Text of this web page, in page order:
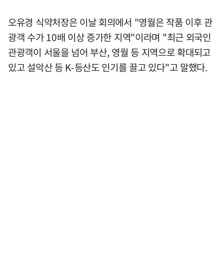
오유경 식약처장은 이날 회의에서 "영월은 작품 이후 관
광객 수가 10배 이상 증가한 지역"이라며 "최근 외국인
관광객이 서울을 넘어 부산, 영월 등 지역으로 확대되고
있고 설악산 등 K-등산도 인기를 끌고 있다"고 말했다.